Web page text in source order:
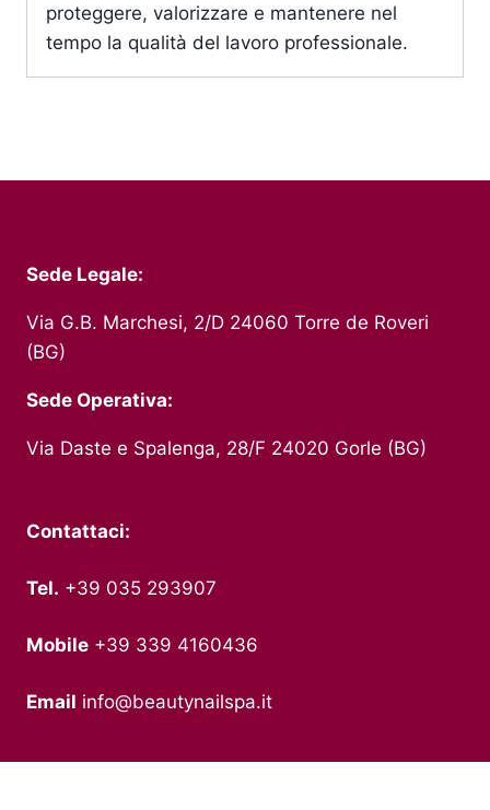
proteggere, valorizzare e mantenere nel
tempo la qualità del lavoro professionale.
Sede Legale:
Via G.B. Marchesi, 2/D 24060 Torre de Roveri
(BG)
Sede Operativa:
Via Daste e Spalenga, 28/F 24020 Gorle (BG)
Contattaci:
Tel. +39 035 293907
Mobile +39 339 4160436
Email info@beautynailspa.it